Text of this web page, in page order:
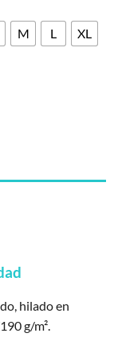
M L
XL
hilado en
g/m².